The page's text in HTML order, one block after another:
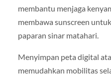
membantu menjaga
membawa sunscreen
paparan sinar matahari.
Menyimpan peta digital
memudahkan mobilitas